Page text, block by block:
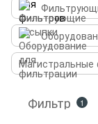
Магистральные
Фильтр 1